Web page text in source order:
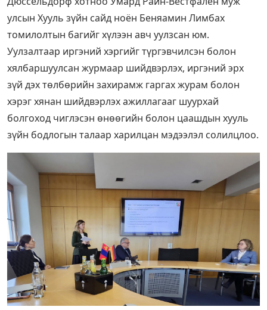
улсын Хууль зүйн сайд ноён Беняамин Лимбах
томилолтын багийг хүлээн авч уулзсан юм.
Уулзалтаар иргэний хэргийг түргэвчилсэн болон
хялбаршуулсан журмаар шийдвэрлэх, иргэний эрх
зүй дэх төлбөрийн захирамж гаргах журам болон
хэрэг хянан шийдвэрлэх ажиллагааг шуурхай
болгоход чиглэсэн өнөөгийн болон цаашдын хууль
зүйн бодлогын талаар харилцан мэдээлэл солилцлоо.